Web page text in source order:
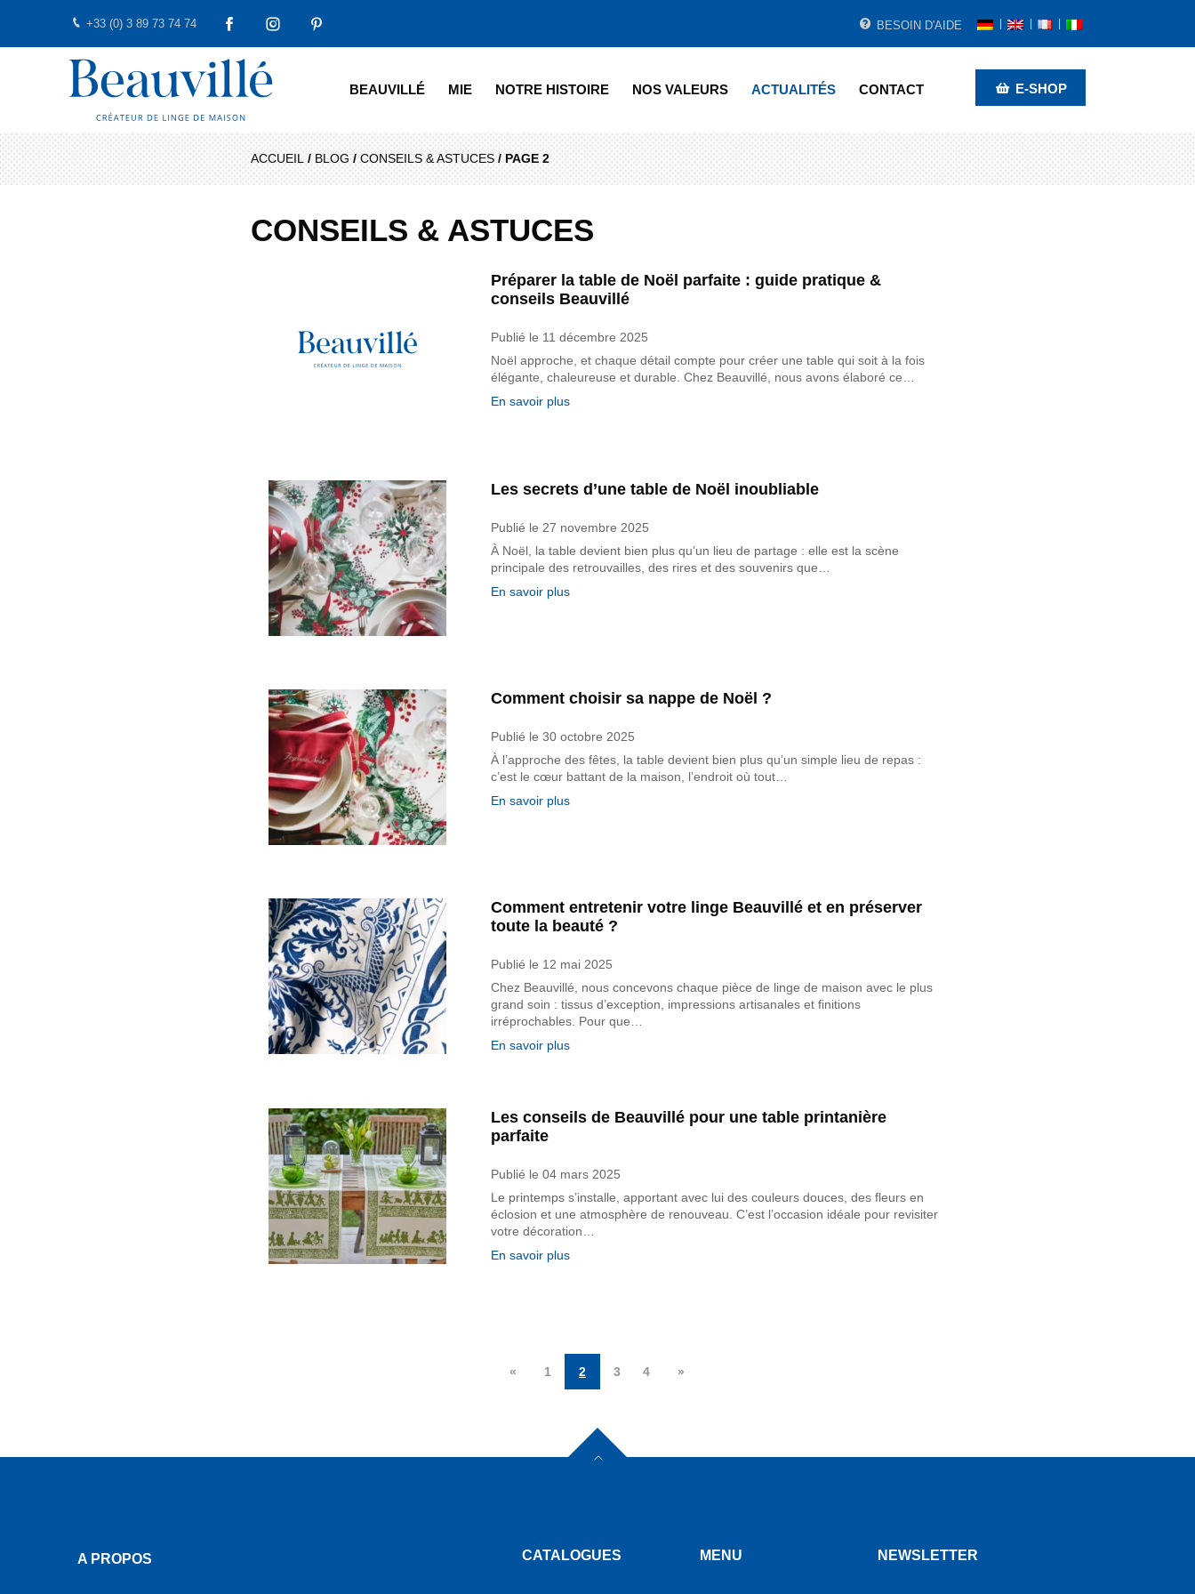
+33 (0) 3 89 73 74 74
FACEBOOKINSTAGRAMPINTEREST
BESOIN D'AIDE
Beauvillé Créateur par tradition
BEAUVILLÉ
MIE NOTRE HISTOIRE NOS VALEURS ACTUALITÉS CONTACT E-SHOP
ACCUEIL / BLOG / CONSEILS & ASTUCES / PAGE 2
CONSEILS & ASTUCES
Préparer la table de Noël parfaite : guide pratique &
conseils Beauvillé
Publié le 11 décembre 2025
Noël approche, et chaque détail compte pour créer une table qui soit à la fois
élégante, chaleureuse et durable. Chez Beauvillé, nous avons élaboré ce…
En savoir plus
Les secrets d’une table de Noël inoubliable
Publié le 27 novembre 2025
À Noël, la table devient bien plus qu’un lieu de partage : elle est la scène
principale des retrouvailles, des rires et des souvenirs que…
En savoir plus
Comment choisir sa nappe de Noël ?
Publié le 30 octobre 2025
À l’approche des fêtes, la table devient bien plus qu’un simple lieu de repas :
c’est le cœur battant de la maison, l’endroit où tout…
En savoir plus
Comment entretenir votre linge Beauvillé et en préserver
toute la beauté ?
Publié le 12 mai 2025
Chez Beauvillé, nous concevons chaque pièce de linge de maison avec le plus
grand soin : tissus d’exception, impressions artisanales et finitions
irréprochables. Pour que…
En savoir plus
Les conseils de Beauvillé pour une table printanière
parfaite
Publié le 04 mars 2025
Le printemps s’installe, apportant avec lui des couleurs douces, des fleurs en
éclosion et une atmosphère de renouveau. C’est l’occasion idéale pour revisiter
votre décoration…
En savoir plus
« 1 2 3 4 »
A PROPOS CATALOGUES MENU NEWSLETTER